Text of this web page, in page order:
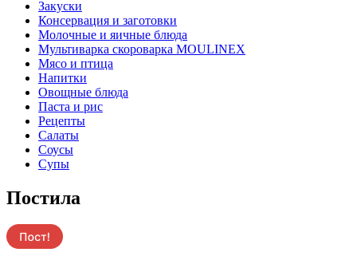
Закуски
Консервация и заготовки
Молочные и яичные блюда
Мультиварка скороварка MOULINEX
Мясо и птица
Напитки
Овощные блюда
Паста и рис
Рецепты
Салаты
Соусы
Супы
Постила